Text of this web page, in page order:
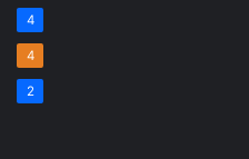
4
4
2